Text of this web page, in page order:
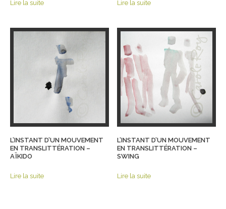
Lire la suite Lire la suite
L’INSTANT D’UN MOUVEMENT
EN TRANSLITTÉRATION –
AÏKIDO
Lire la suite
L’INSTANT D’UN MOUVEMENT
EN TRANSLITTÉRATION –
SWING
Lire la suite